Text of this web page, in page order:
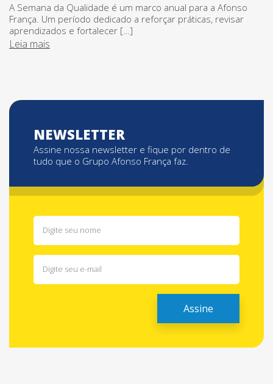
A Semana da Qualidade é um marco anual para a Afonso
França. Um período dedicado a reforçar práticas, revisar
aprendizados e fortalecer […]
Leia mais
NEWSLETTER
Assine nossa newsletter e fique por dentro de
tudo que o Grupo Afonso França faz.